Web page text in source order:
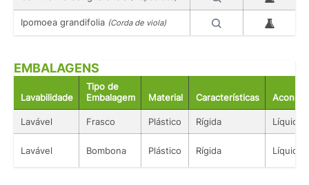
Ipomoea grandifolia (Corda de viola)
EMBALAGENS
Lavabilidade
Tipo de
Embalagem
Material Características
Lavável Frasco Plástico Rígida Líquido
Lavável Bombona Plástico Rígida Líquido